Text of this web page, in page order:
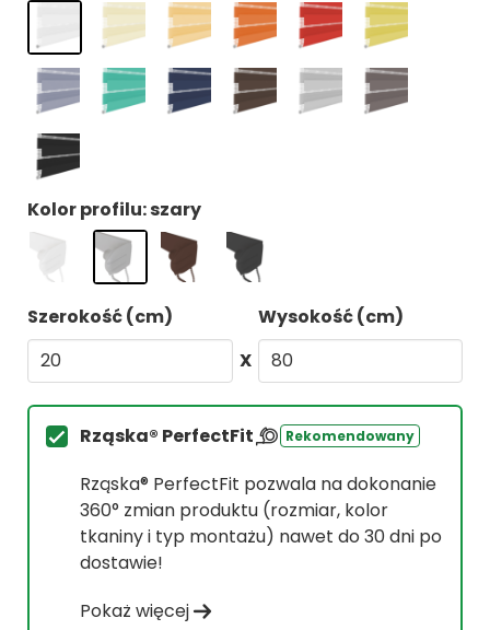
Kolor profilu: szary
Szerokość (cm)
X
Wysokość (cm)
Rząska® PerfectFit Rekomendowany
Rząska® PerfectFit pozwala na dokonanie
360° zmian produktu (rozmiar, kolor
tkaniny i typ montażu) nawet do 30 dni po
dostawie!
Pokaż więcej